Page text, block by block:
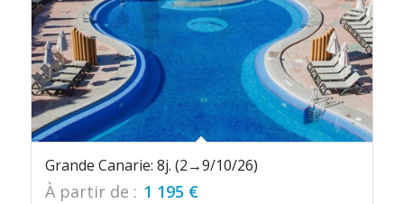
Grande Canarie: 8j. (2→9/10/26)
À partir de : 1 195 €